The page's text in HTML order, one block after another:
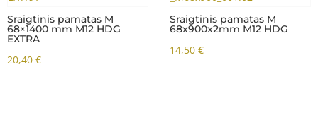
Sraigtinis pamatas M
68x900x2mm M12 HDG 18,40€